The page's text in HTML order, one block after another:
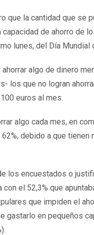
que la cantidad que se
de ahorro de
lunes, del Día Mundial
algo de dinero
los que no logran
euros al mes.
algo cada mes, en
debido a que tienen
los encuestados o
el 52,3% que
que impiden el
gastarlo en pequeños